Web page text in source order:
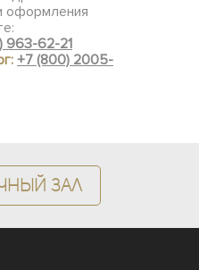
оформления
963-62-21
+7 (800) 2005-
зал